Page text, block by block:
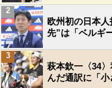
欧州初の日本
先”は「ベルギ
2
萩本欽一〈34
んだ通訳に「小
3